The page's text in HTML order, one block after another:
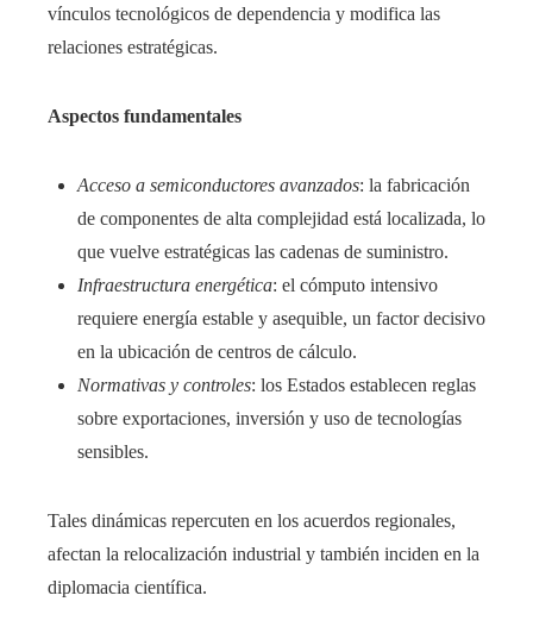
vínculos tecnológicos de dependencia y modifica las
relaciones estratégicas.
Aspectos fundamentales
Acceso a semiconductores avanzados: la fabricación
de componentes de alta complejidad está localizada, lo
que vuelve estratégicas las cadenas de suministro.
Infraestructura energética: el cómputo intensivo
requiere energía estable y asequible, un factor decisivo
en la ubicación de centros de cálculo.
Normativas y controles: los Estados establecen reglas
sobre exportaciones, inversión y uso de tecnologías
sensibles.
Tales dinámicas repercuten en los acuerdos regionales,
afectan la relocalización industrial y también inciden en la
diplomacia científica.